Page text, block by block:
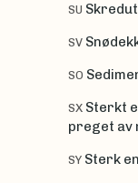
SU
SV
SO
SX Sterkt
preget av
SY Sterk